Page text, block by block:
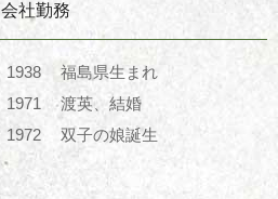
会社勤務
1938
福島県生まれ
1971
渡英、結婚
1972
双子の娘誕生